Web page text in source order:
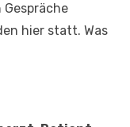
hier statt. Was